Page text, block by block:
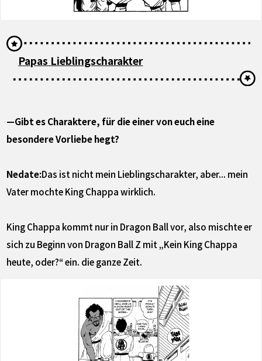
Papas Lieblingscharakter
—Gibt es Charaktere, für die einer von euch eine
besondere Vorliebe hegt?
Nedate:Das ist nicht mein Lieblingscharakter, aber... mein
Vater mochte King Chappa wirklich.
King Chappa kommt nur in Dragon Ball vor, also mischte er
sich zu Beginn von Dragon Ball Z mit „Kein King Chappa
heute, oder?“ ein. die ganze Zeit.